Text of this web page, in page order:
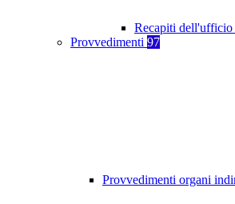
Recapiti dell'ufficio
Provvedimenti 97
Provvedimenti organi